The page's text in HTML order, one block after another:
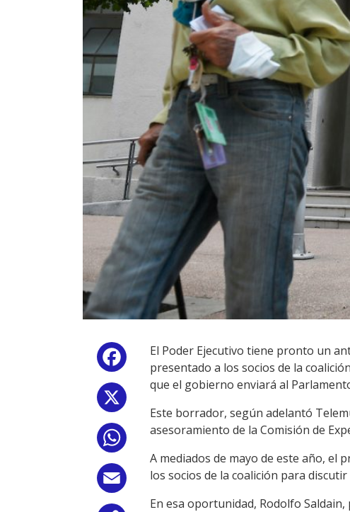
Facebook
Email
El Poder Ejecutivo tiene pronto un
presentado a los socios de la
que el gobierno enviará al
Este borrador, según adelantó
asesoramiento de la Comisión de
A mediados de mayo de este año, el
los socios de la coalición para
En esa oportunidad, Rodolfo Saldain,